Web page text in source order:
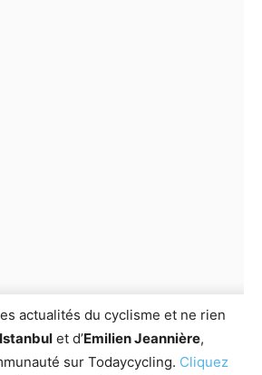
actualités du cyclisme et ne rien
et d’Emilien Jeannière,
sur Todaycycling. Cliquez